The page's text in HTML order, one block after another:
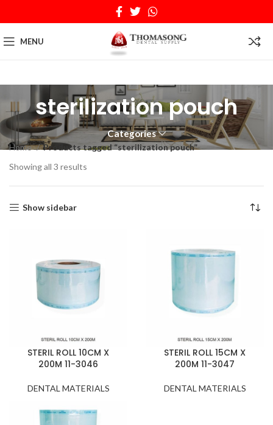
MENU
sterilization pouch
Categories
Home
Products tagged “sterilization pouch”
Showing all 3 results
Show sidebar
STERIL ROLL 10CM X
200M 11-3046
DENTAL MATERIALS
STERIL ROLL 15CM X
200M 11-3047
DENTAL MATERIALS